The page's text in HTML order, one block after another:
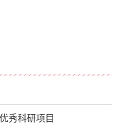
秀科研项目